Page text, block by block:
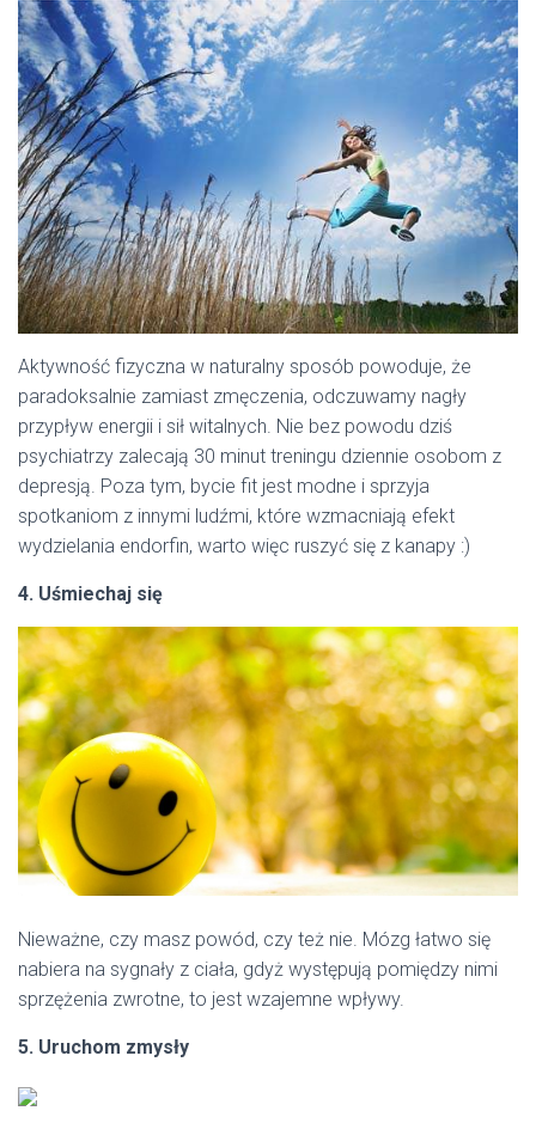
Aktywność fizyczna w naturalny sposób powoduje, że
paradoksalnie zamiast zmęczenia, odczuwamy nagły
przypływ energii i sił witalnych. Nie bez powodu dziś
psychiatrzy zalecają 30 minut treningu dziennie osobom z
depresją. Poza tym, bycie fit jest modne i sprzyja
spotkaniom z innymi ludźmi, które wzmacniają efekt
wydzielania endorfin, warto więc ruszyć się z kanapy :)
4. Uśmiechaj się
Nieważne, czy masz powód, czy też nie. Mózg łatwo się
nabiera na sygnały z ciała, gdyż występują pomiędzy nimi
sprzężenia zwrotne, to jest wzajemne wpływy.
5. Uruchom zmysły